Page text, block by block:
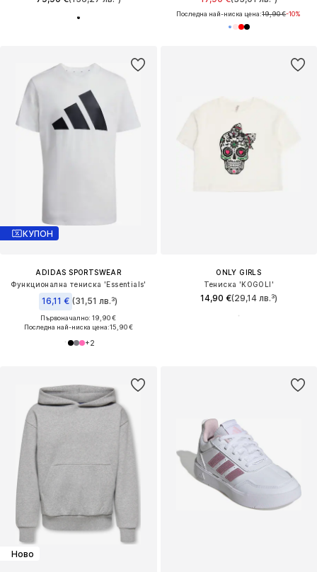
Последна най-ниска цена:19,90 €-10%
КУПОН
ADIDAS SPORTSWEAR
Функционална тениска 'Essentials'
16,11 € (31,51 лв.³)
Първоначално: 19,90 €
Последна най-ниска цена:15,90 €
+2
ONLY GIRLS
Тениска 'KOGOLI'
14,90 €(29,14 лв.³)
Ново